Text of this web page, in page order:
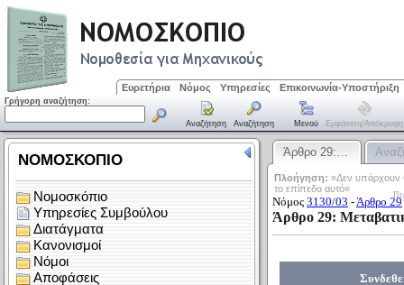
Ευρετήρια Νόμος Υπηρεσίες Επικοινωνία-Υποστήριξη
Γρήγορη αναζήτηση:
Αναζήτηση Αναζήτηση Μενού Εμφάνιση/απόκρυψη
Άρθρο 29:…